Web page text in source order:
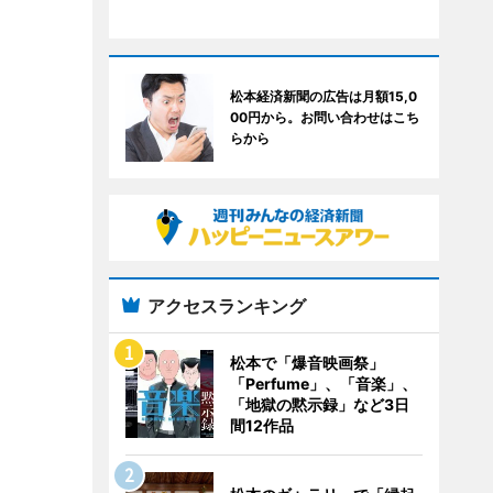
松本経済新聞の広告は月額15,0
00円から。お問い合わせはこち
らから
アクセスランキング
松本で「爆音映画祭」
「Perfume」、「音楽」、
「地獄の黙示録」など3日
間12作品